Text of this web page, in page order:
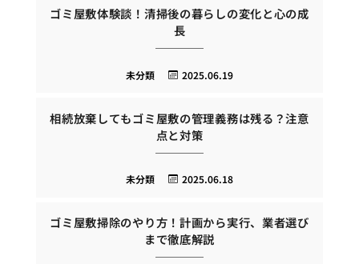
ゴミ屋敷体験談！清掃後の暮らしの変化と心の成
長
2025.06.19
未分類
相続放棄してもゴミ屋敷の管理義務は残る？注意
点と対策
2025.06.18
未分類
ゴミ屋敷掃除のやり方！計画から実行、業者選び
まで徹底解説